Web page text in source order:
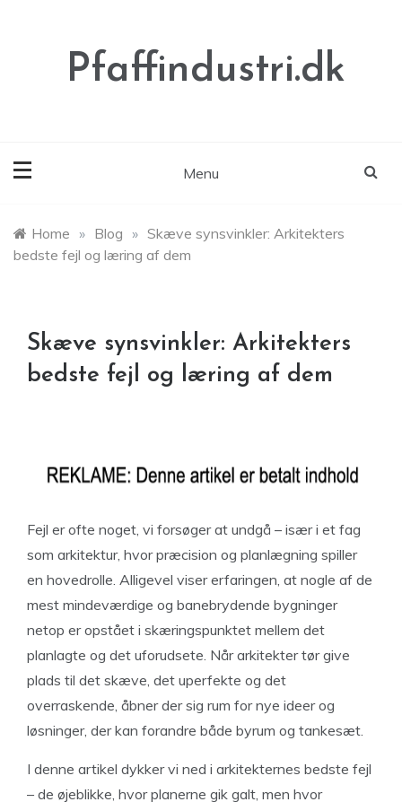
Pfaffindustri.dk
Menu
Home » Blog » Skæve synsvinkler: Arkitekters
bedste fejl og læring af dem
Skæve synsvinkler: Arkitekters
bedste fejl og læring af dem
Fejl er ofte noget, vi forsøger at undgå – især i et fag
som arkitektur, hvor præcision og planlægning spiller
en hovedrolle. Alligevel viser erfaringen, at nogle af de
mest mindeværdige og banebrydende bygninger
netop er opstået i skæringspunktet mellem det
planlagte og det uforudsete. Når arkitekter tør give
plads til det skæve, det uperfekte og det
overraskende, åbner der sig rum for nye ideer og
løsninger, der kan forandre både byrum og tankesæt.
I denne artikel dykker vi ned i arkitekternes bedste fejl
– de øjeblikke, hvor planerne gik galt, men hvor